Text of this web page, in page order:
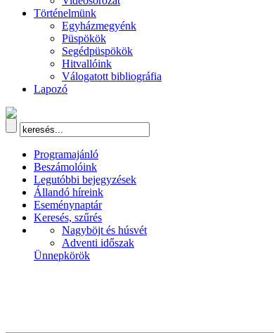
Történelmünk
Egyházmegyénk
Püspökök
Segédpüspökök
Hitvallóink
Válogatott bibliográfia
Lapozó
Programajánló
Beszámolóink
Legutóbbi bejegyzések
Állandó híreink
Eseménynaptár
Keresés, szűrés
Nagyböjt és húsvét
Adventi időszak
Ünnepkörök